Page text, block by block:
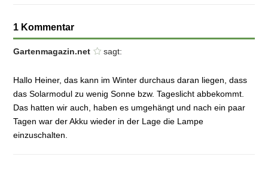
1 Kommentar
Gartenmagazin.net sagt:
Hallo Heiner, das kann im Winter durchaus daran liegen, dass
das Solarmodul zu wenig Sonne bzw. Tageslicht abbekommt.
Das hatten wir auch, haben es umgehängt und nach ein paar
Tagen war der Akku wieder in der Lage die Lampe
einzuschalten.